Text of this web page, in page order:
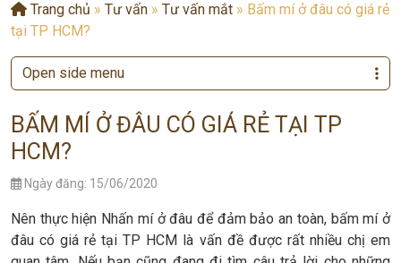
Trang chủ » Tư vấn » Tư vấn mắt » Bấm mí ở đâu có giá rẻ
tại TP HCM?
BẤM MÍ Ở ĐÂU CÓ GIÁ RẺ TẠI TP
HCM?
Ngày đăng: 15/06/2020
Nên thực hiện Nhấn mí ở đâu để đảm bảo an toàn, bấm mí ở
đâu có giá rẻ tại TP HCM là vấn đề được rất nhiều chị em
Open side menu